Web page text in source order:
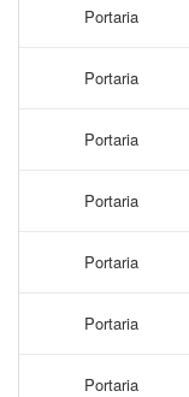
Portaria
Portaria
Portaria
Portaria
Portaria
Portaria
Portaria